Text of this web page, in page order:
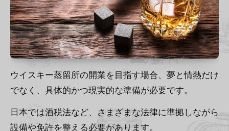
ウイスキー蒸留所の開業を目指す場合、夢と情熱だけ
でなく、具体的かつ現実的な準備が必要です。
日本では酒税法など、さまざまな法律に準拠しながら
設備や免許を整える必要があります。